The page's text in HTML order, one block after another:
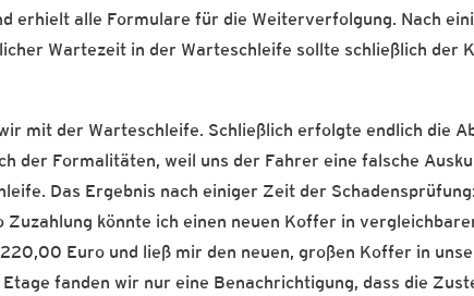
erhielt alle Formulare für die Weiterverfolgung. Nach
Wartezeit in der Warteschleife sollte schließlich der
mit der Warteschleife. Schließlich erfolgte endlich die
der Formalitäten, weil uns der Fahrer eine falsche
Das Ergebnis nach einiger Zeit der
könnte ich einen neuen Koffer in
Euro und ließ mir den neuen, großen Koffer in
fanden wir nur eine Benachrichtigung, dass die